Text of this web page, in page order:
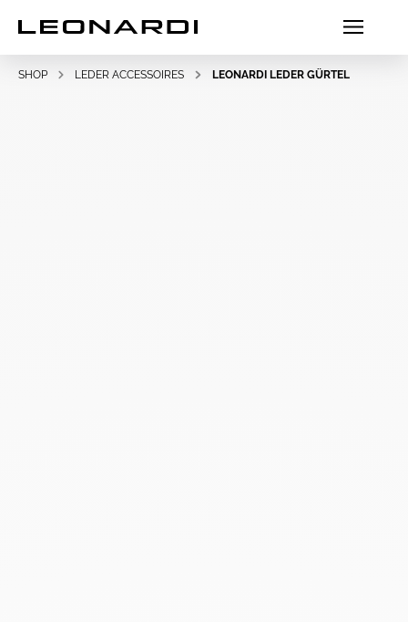
SHOP LEDER ACCESSOIRES LEONARDI LEDER GÜRTEL